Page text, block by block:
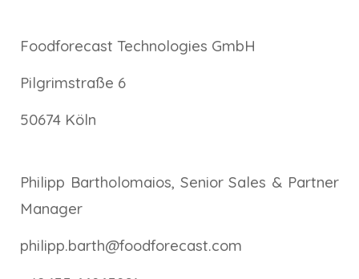
Foodforecast Technologies GmbH
Pilgrimstraße 6
50674 Köln
Philipp Bartholomaios, Senior Sales & Partner
Manager
philipp.barth@foodforecast.com